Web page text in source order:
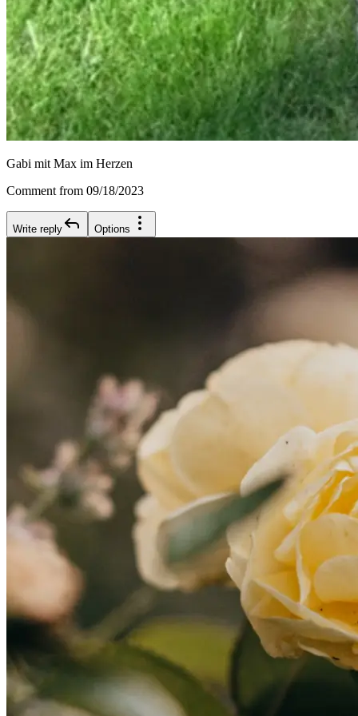
Gabi mit Max im Herzen
Comment from 09/18/2023
Write reply Options